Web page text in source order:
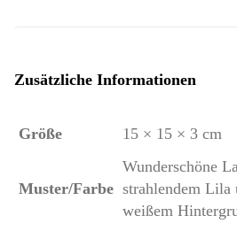
Zusätzliche Informationen
Größe 15 × 15 × 3 cm
Muster/Farbe
Wunderschöne
strahlendem Lila
weißem